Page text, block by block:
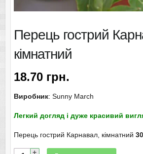
Перець гострий
кімнатний
18.70 грн.
Виробник: Sunny March
Легкий догляд і дуже красивий
Перець гострий Карнавал, кімнатний